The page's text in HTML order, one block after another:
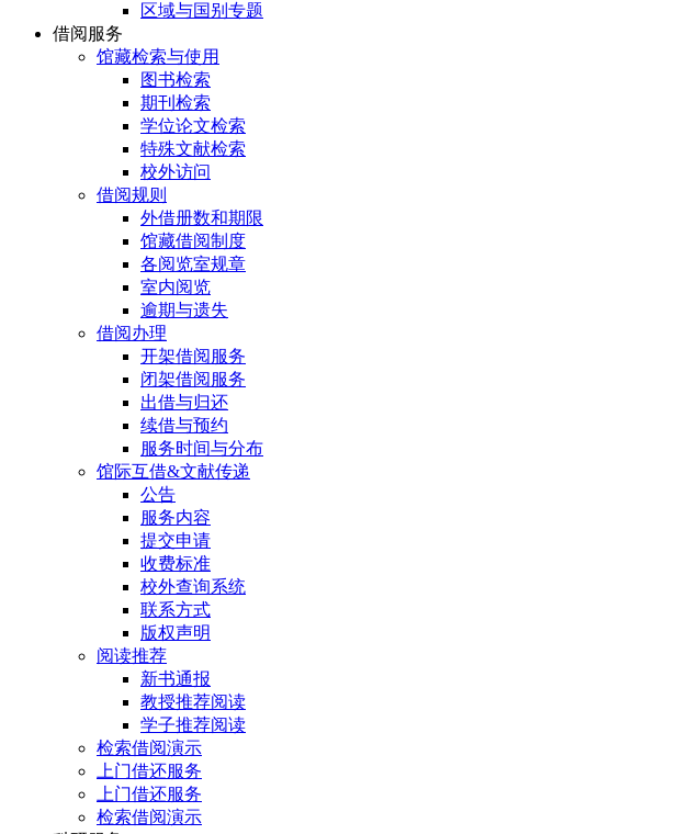
区域与国别专题
借阅服务
馆藏检索与使用
图书检索
期刊检索
学位论文检索
特殊文献检索
校外访问
借阅规则
外借册数和期限
馆藏借阅制度
各阅览室规章
室内阅览
逾期与遗失
借阅办理
开架借阅服务
闭架借阅服务
出借与归还
续借与预约
服务时间与分布
馆际互借&文献传递
公告
服务内容
提交申请
收费标准
校外查询系统
联系方式
版权声明
阅读推荐
新书通报
教授推荐阅读
学子推荐阅读
检索借阅演示
上门借还服务
上门借还服务
检索借阅演示